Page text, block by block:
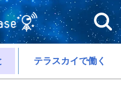
テラスカイで働く